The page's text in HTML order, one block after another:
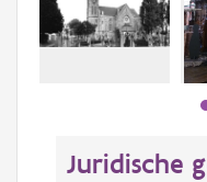
Juridische